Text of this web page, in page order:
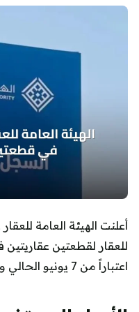
أعلنت الهيئة العامة
للعقار لقطعتين
اعتباراً من 7 يونيو الحالي وحتى نهاية يوم 10 سبتمبر 2026.